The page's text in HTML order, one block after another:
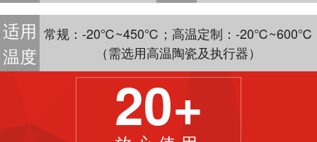
适用
温度
常规：-20℃~450℃；高温定制：-20℃~600℃
（需选用高温陶瓷及执行器）
20+